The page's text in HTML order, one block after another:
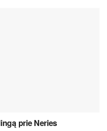
prie Neries